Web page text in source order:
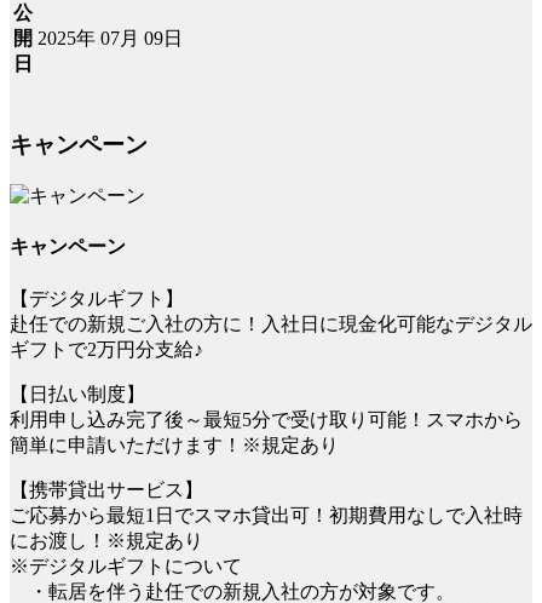
公
開
日
2025年 07月 09日
キャンペーン
キャンペーン
【デジタルギフト】
赴任での新規ご入社の方に！入社日に現金化可能なデジタル
ギフトで2万円分支給♪
【日払い制度】
利用申し込み完了後～最短5分で受け取り可能！スマホから
簡単に申請いただけます！※規定あり
【携帯貸出サービス】
ご応募から最短1日でスマホ貸出可！初期費用なしで入社時
にお渡し！※規定あり
※デジタルギフトについて
・転居を伴う赴任での新規入社の方が対象です。